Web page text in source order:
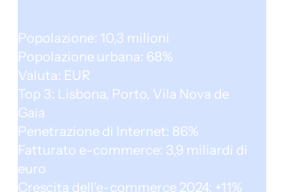
Popolazione: 10,3 milioni
Popolazione urbana: 68%
Valuta: EUR
Top 3: Lisbona, Porto, Vila Nova de
Gaia
Penetrazione di Internet: 86%
Fatturato e-commerce: 3,9 miliardi di
euro
Crescita dell'e-commerce 2024: +11%